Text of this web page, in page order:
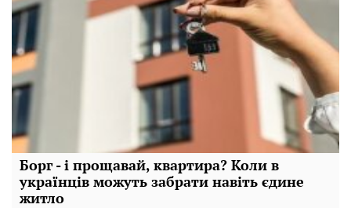
Борг - і прощавай, квартира? Коли в
українців можуть забрати навіть єдине
житло